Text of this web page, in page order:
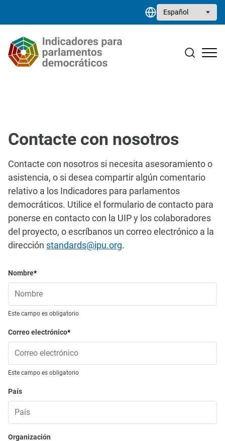
Select your language
Biblioteca de recursos
Contacto
Contacte con nosotros
Contacte con nosotros si necesita asesoramiento o
asistencia, o si desea compartir algún comentario
relativo a los Indicadores para parlamentos
democráticos. Utilice el formulario de contacto para
ponerse en contacto con la UIP y los colaboradores
del proyecto, o escríbanos un correo electrónico a la
dirección standards@ipu.org.
Nombre
Este campo es obligatorio
Correo electrónico
Este campo es obligatorio
País
Organización